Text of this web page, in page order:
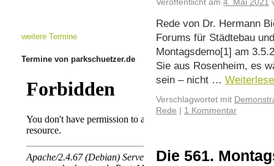
Veröffentlicht am 4. Mai 2021
Rede von Dr. Hermann
Forums für Städtebau
Montagsdemo[1] am
Sie aus Rosenheim, es
sein – nicht …
Verschlagwortet mit
Rede
1 Kommentar
Die 561.
weitere Termine
Termine von parkschuetzer.de